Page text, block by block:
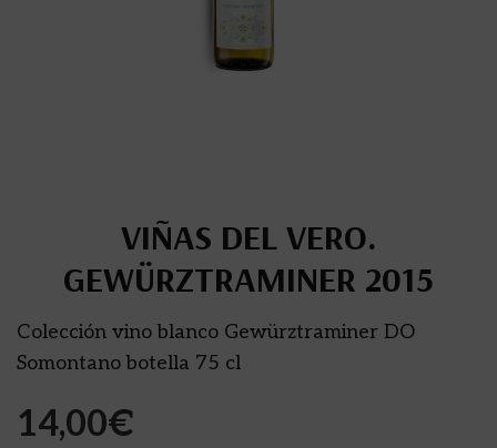
VIÑAS DEL VERO.
GEWÜRZTRAMINER 2015
Colección vino blanco Gewürztraminer DO
Somontano botella 75 cl
14,00€